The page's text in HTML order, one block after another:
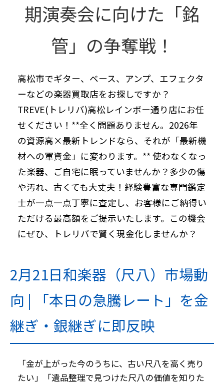
期演奏会に向けた「銘
管」の争奪戦！
高松市でギター、ベース、アンプ、エフェクタ
ーなどの楽器買取店をお探しですか？
TREVE(トレリバ)高松レインボー通り店にお任
せください！**全く問題ありません。2026年
の資源高×最新トレンドなら、それが「最新機
材への軍資金」に変わります。** 使わなくなっ
た楽器、ご自宅に眠っていませんか？多少の傷
や汚れ、古くても大丈夫！経験豊富な専門鑑定
士が一点一点丁寧に査定し、お客様にご納得い
ただける最高額をご提示いたします。この機会
にぜひ、トレリバで賢く現金化しませんか？
2月21日和楽器（尺八）市場動
向 | 「本日の急騰レート」を金
継ぎ・銀継ぎに即反映
「金が上がった今のうちに、古い尺八を高く売り
たい」「遺品整理で見つけた尺八の価値を知りた